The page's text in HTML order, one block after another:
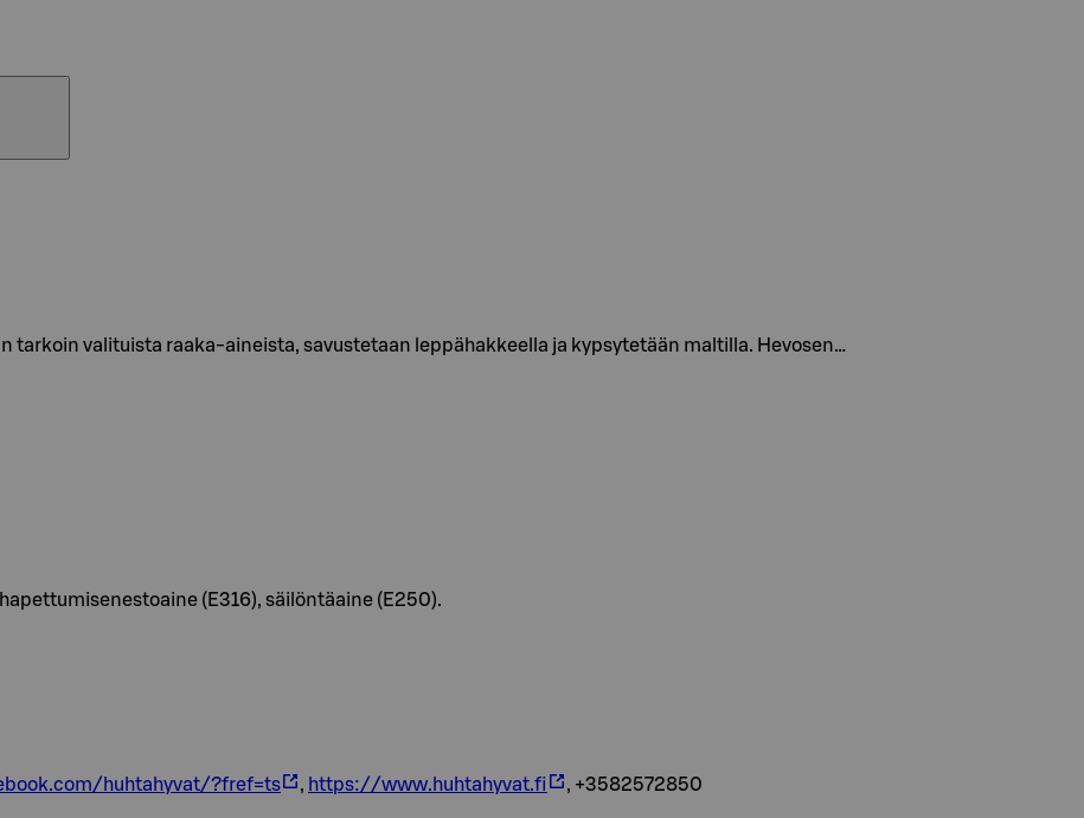
tarkoin valituista raaka-aineista, savustetaan leppähakkeella ja kypsytetään maltilla. Hevosen…
(E316), säilöntäaine (E250).
huhtahyvat/?fref=ts , https://www.huhtahyvat.fi , +3582572850